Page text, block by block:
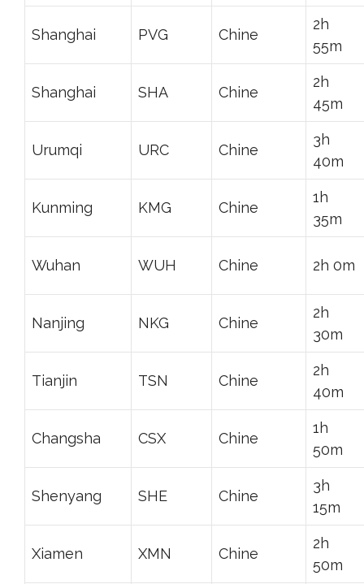
Shanghai PVG Chine
2h
55m
Shanghai SHA Chine
2h
45m
Urumqi URC Chine
3h
40m
Kunming KMG Chine
1h
35m
Wuhan WUH Chine 2h 0m
Nanjing NKG Chine
2h
30m
Tianjin TSN Chine
2h
40m
Changsha CSX Chine
1h
50m
Shenyang SHE Chine
3h
15m
Xiamen XMN Chine
2h
50m